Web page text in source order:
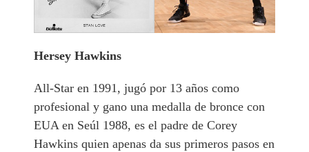
Hersey Hawkins
All-Star en 1991, jugó por 13 años como
profesional y gano una medalla de bronce con
EUA en Seúl 1988, es el padre de Corey
Hawkins quien apenas da sus primeros pasos en